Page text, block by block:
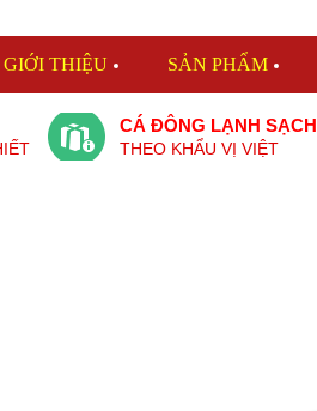
GIỚI THIỆU SẢN PHẨM
CÁ ĐÔNG LẠNH SẠCH
THEO KHẨU VỊ VIỆT